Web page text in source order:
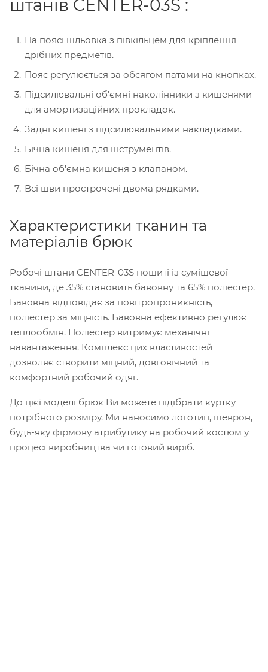
штанів CENTER-03S :
На поясі шльовка з півкільцем для кріплення
дрібних предметів.
Пояс регулюється за обсягом патами на кнопках.
Підсилювальні об'ємні наколінники з кишенями
для амортизаційних прокладок.
Задні кишені з підсилювальними накладками.
Бічна кишеня для інструментів.
Бічна об'ємна кишеня з клапаном.
Всі шви прострочені двома рядками.
Характеристики тканин та
матеріалів брюк
Робочі штани CENTER-03S пошиті із сумішевої
тканини, де 35% становить бавовну та 65% поліестер.
Бавовна відповідає за повітропроникність,
поліестер за міцність. Бавовна ефективно регулює
теплообмін. Поліестер витримує механічні
навантаження. Комплекс цих властивостей
дозволяє створити міцний, довговічний та
комфортний робочий одяг.
До цієї моделі брюк Ви можете підібрати куртку
потрібного розміру. Ми наносимо логотип, шеврон,
будь-яку фірмову атрибутику на робочий костюм у
процесі виробництва чи готовий виріб.